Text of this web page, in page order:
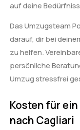
auf deine
Das Umzugsteam
darauf, dir bei
zu helfen.
persönliche
Umzug stressfrei
Kosten für
nach Cagliari